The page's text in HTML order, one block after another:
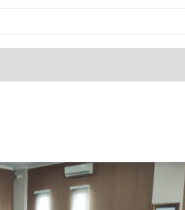
DINILAI RUSAK EKOSISTEM